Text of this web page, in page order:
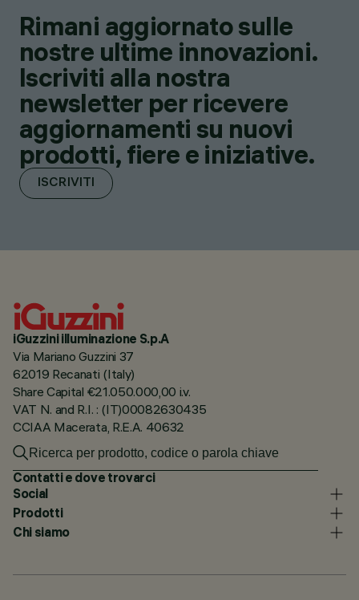
Rimani aggiornato sulle
nostre ultime innovazioni.
Iscriviti alla nostra
newsletter per ricevere
aggiornamenti su nuovi
prodotti, fiere e iniziative.
ISCRIVITI
iGuzzini illuminazione S.p.A
Via Mariano Guzzini 37
62019 Recanati (Italy)
Share Capital €21.050.000,00 i.v.
VAT N. and R.I. : (IT)00082630435
CCIAA Macerata, R.E.A. 40632
Contatti e dove trovarci
Social
Prodotti
Chi siamo